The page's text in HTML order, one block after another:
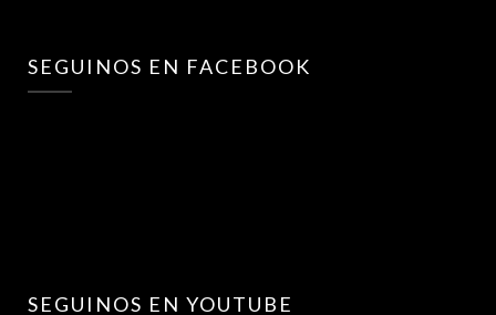
SEGUINOS EN FACEBOOK
SEGUINOS EN YOUTUBE